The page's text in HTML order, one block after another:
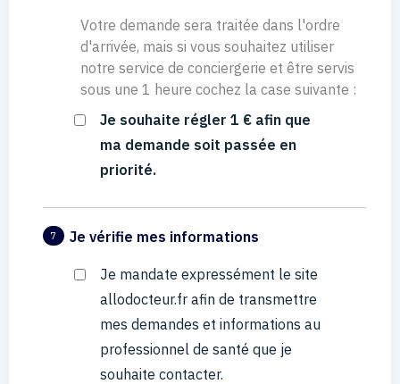
Votre demande sera traitée dans l'ordre
d'arrivée, mais si vous souhaitez utiliser
notre service de conciergerie et être servis
sous une 1 heure cochez la case suivante :
Je souhaite régler 1 € afin que
ma demande soit passée en
priorité.
7 Je vérifie mes informations
Je mandate expressément le site
allodocteur.fr afin de transmettre
mes demandes et informations au
professionnel de santé que je
souhaite contacter.